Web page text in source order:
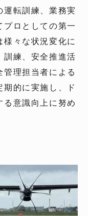
運転訓練、業務実
プロとしての第一
々な状況変化に
訓練、安全推進活
理担当者による
的に実施し、ド
る意識向上に努め